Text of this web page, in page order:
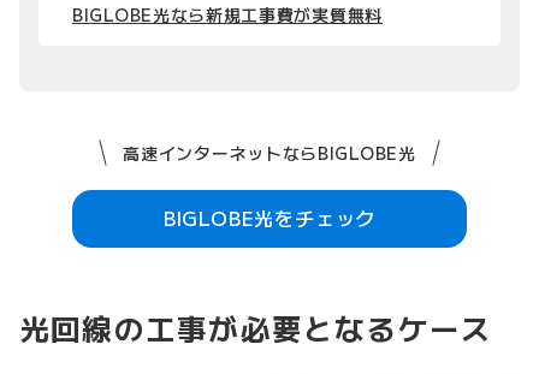
BIGLOBE光なら新規工事費が実質無料
高速インターネットならBIGLOBE光
BIGLOBE光をチェック
光回線の工事が必要となるケース